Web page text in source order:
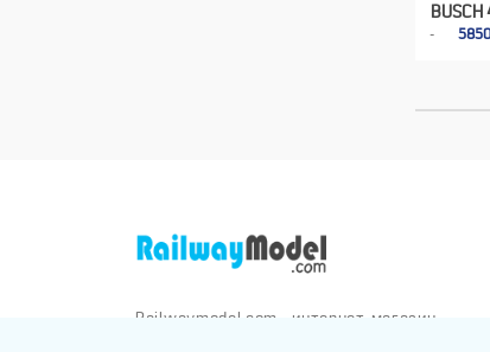
Railwaymodel.com - интернет-магазин